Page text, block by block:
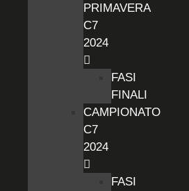
PRIMAVERA
C7
2024
FASI
FINALI
CAMPIONATO
C7
2024
FASI